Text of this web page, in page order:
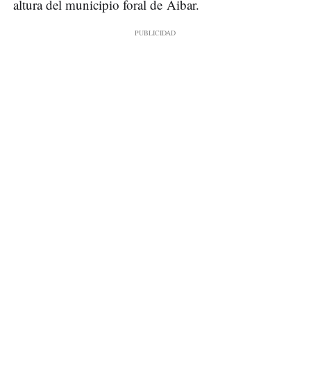
altura del municipio foral de Aibar.